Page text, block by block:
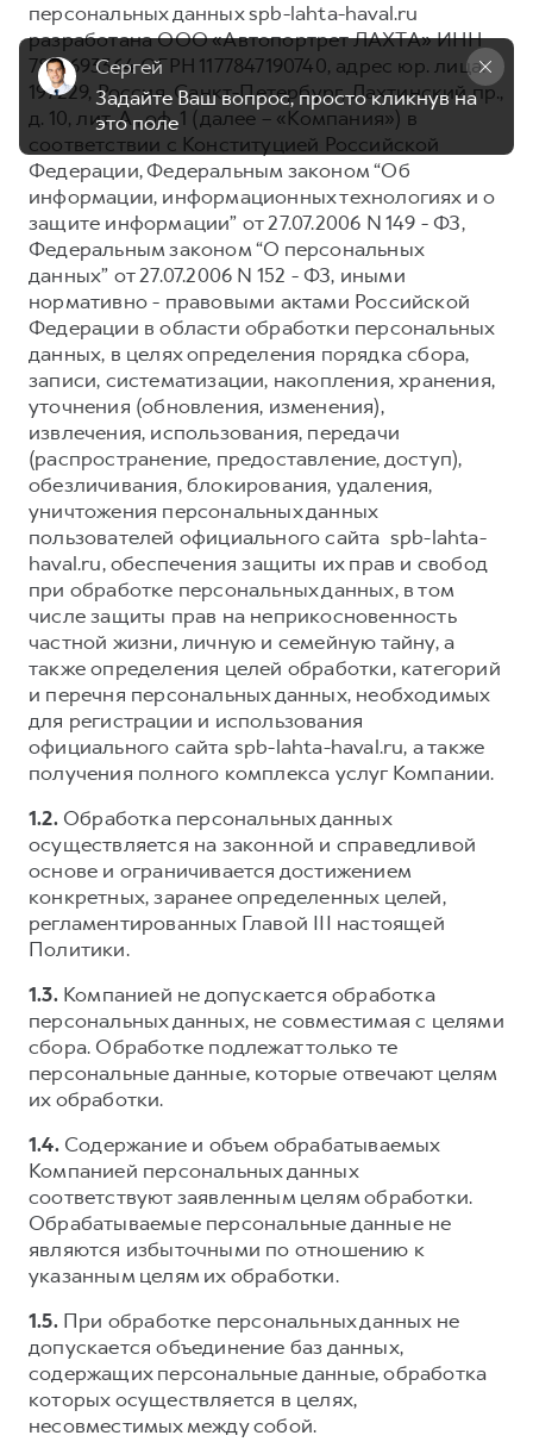
DARGO
от 3 199 000 ₽
DARGO X
от 3 499 000 ₽
F7
от 2 899 000 ₽ от 3 599 000 ₽
POER
от 3 449 000 ₽
Тест-драйв
Трейд-ин
КРЕДИТ И СТРАХОВАНИЕ
Кредитный калькулятор
Страхование
Кредит
КОРПОРАТИВНЫМ КЛИЕНТАМ
Для малого бизнеса
Корпоративным клиентам
Крупным корпоративным клиентам
Система управления автопарком
Сервис для корпоративных клиентов
HAVAL Лизинг
АКСЕССУАРЫ HAVAL
Автомобильные аксессуары
Коллекция CITY
Коллекция Базовая
Коллекция Детская
СЕРВИСНОЕ ОБСЛУЖИВАНИЕ
Нулевое ТО
Программа «Помощь на дороге»
Регламенты технического обслуживания
Электронный ПТС
ПОДДЕРЖКА
GWM Безопасность
Гарантия HAVAL
Мобильное приложение GWM
Программа «HAVAL Защита+»
Руководства по эксплуатации
Подписки
АКСЕССУАРЫ HAVAL
Автомобильные аксессуары
Коллекция CITY
Коллекция Базовая
Коллекция Детская
О дилере
Наша команда
Контакты
персональных данных spb-lahta-haval.ru
разработана ООО «Автопортрет ЛАХТА» ИНН
7814693364 ОГРН 1177847190740, адрес юр. лица:
197229, Россия, Санкт-Петербург, Лахтинский пр.,
д. 10, лит. А., оф. 1 (далее – «Компания») в
соответствии с Конституцией Российской
Федерации, Федеральным законом “Об
информации, информационных технологиях и о
защите информации” от 27.07.2006 N 149 - ФЗ,
Федеральным законом “О персональных
данных” от 27.07.2006 N 152 - ФЗ, иными
нормативно - правовыми актами Российской
Федерации в области обработки персональных
данных, в целях определения порядка сбора,
записи, систематизации, накопления, хранения,
уточнения (обновления, изменения),
извлечения, использования, передачи
(распространение, предоставление, доступ),
обезличивания, блокирования, удаления,
уничтожения персональных данных
пользователей официального сайта spb-lahta-
haval.ru, обеспечения защиты их прав и свобод
при обработке персональных данных, в том
числе защиты прав на неприкосновенность
частной жизни, личную и семейную тайну, а
также определения целей обработки, категорий
и перечня персональных данных, необходимых
для регистрации и использования
официального сайта spb-lahta-haval.ru, а также
получения полного комплекса услуг Компании.
1.2.Обработка персональных данных
осуществляется на законной и справедливой
основе и ограничивается достижением
конкретных, заранее определенных целей,
регламентированных Главой III настоящей
Политики.
1.3.Компанией не допускается обработка
персональных данных, не совместимая с целями
сбора. Обработке подлежат только те
персональные данные, которые отвечают целям
их обработки.
1.4.Содержание и объем обрабатываемых
Компанией персональных данных
соответствуют заявленным целям обработки.
Обрабатываемые персональные данные не
являются избыточными по отношению к
указанным целям их обработки.
1.5.При обработке персональных данных не
допускается объединение баз данных,
содержащих персональные данные, обработка
которых осуществляется в целях,
несовместимых между собой.
Сергей
Задайте Ваш вопрос, просто кликнув на
это поле